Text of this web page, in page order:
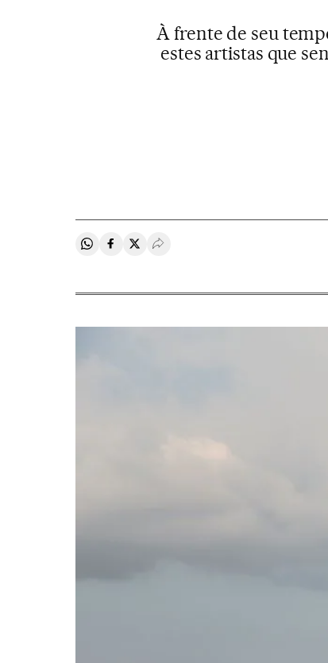
À frente de seu
estes artistas que
Compartir en Whatsapp
Compartir en Facebook
Compartir en Twitter
Desplegar Redes Sociales